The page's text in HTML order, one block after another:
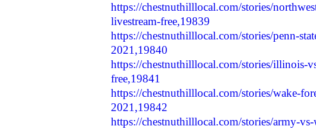
https://chestnuthilllocal.com/stories/
livestream-free,19839
https://chestnuthilllocal.com/stories/penn-
2021,19840
https://chestnuthilllocal.com/stories/illinois-
free,19841
https://chestnuthilllocal.com/stories/wake-
2021,19842
https://chestnuthilllocal.com/stories/army-